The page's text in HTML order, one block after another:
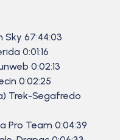
Sky 67:44:03
0:01:16
0:02:13
0:02:25
Trek-Segafredo
Pro Team 0:04:39